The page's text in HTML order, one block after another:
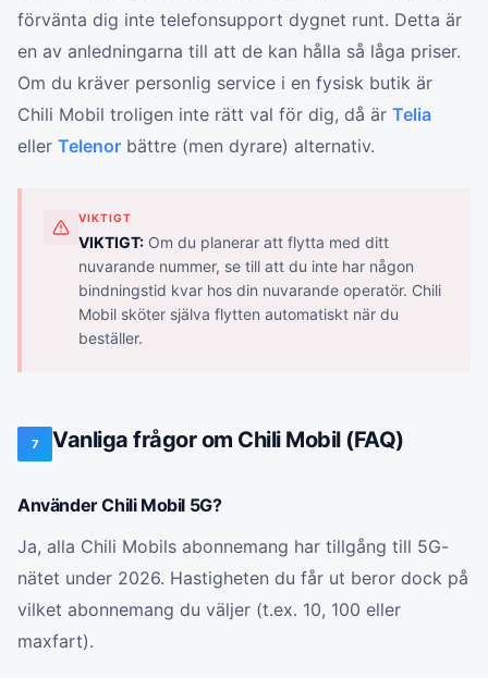
förvänta dig inte telefonsupport dygnet runt. Detta är
en av anledningarna till att de kan hålla så låga priser.
Om du kräver personlig service i en fysisk butik är
Chili Mobil troligen inte rätt val för dig, då är Telia
eller Telenor bättre (men dyrare) alternativ.
VIKTIGT
VIKTIGT: Om du planerar att flytta med ditt
nuvarande nummer, se till att du inte har någon
bindningstid kvar hos din nuvarande operatör. Chili
Mobil sköter själva flytten automatiskt när du
beställer.
7 Vanliga frågor om Chili Mobil (FAQ)
Använder Chili Mobil 5G?
Ja, alla Chili Mobils abonnemang har tillgång till 5G-
nätet under 2026. Hastigheten du får ut beror dock på
vilket abonnemang du väljer (t.ex. 10, 100 eller
maxfart).